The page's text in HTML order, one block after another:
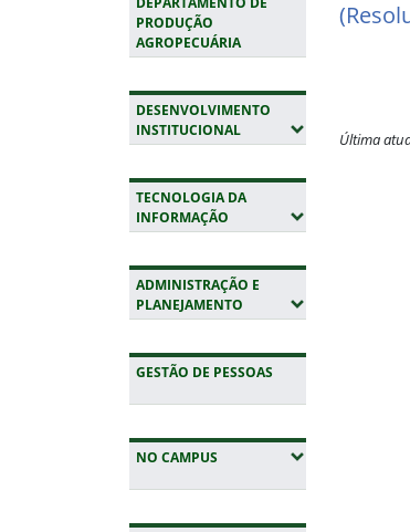
PRODUÇÃO
AGROPECUÁRIA
DESENVOLVIMENTO
INSTITUCIONAL(EXPANDIR SUBMENUS)
TECNOLOGIA DA
INFORMAÇÃO (EXPANDIR SUBMENUS)
ADMINISTRAÇÃO E
PLANEJAMENTO (EXPANDIR SUBMENUS)
GESTÃO DE PESSOAS
NO CAMPUS (EXPANDIR SUBMENUS)
Última